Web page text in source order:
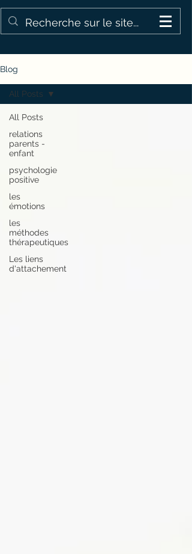
Blog
All Posts
relations
parents -
enfant
psychologie
positive
les
émotions
les
méthodes
thérapeutiques
Les liens
d'attachement
All Posts